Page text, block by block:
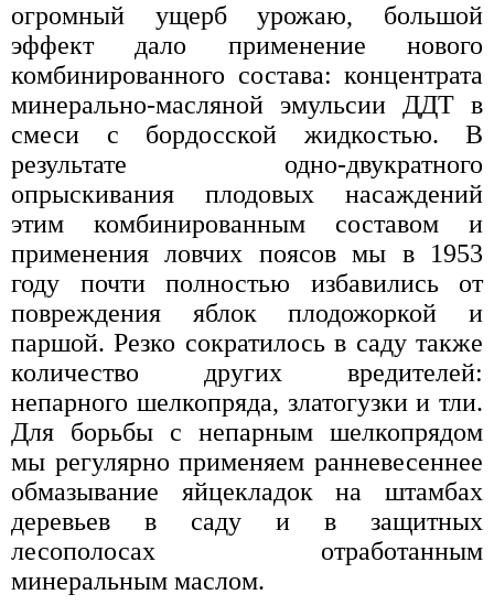
огромный ущерб урожаю, большой
эффект дало применение нового
комбинированного состава: концентрата
минерально-масляной эмульсии ДДТ в
смеси с бордосской жидкостью. В
результате одно-двукратного
опрыскивания плодовых насаждений
этим комбинированным составом и
применения ловчих поясов мы в 1953
году почти полностью избавились от
повреждения яблок плодожоркой и
паршой. Резко сократилось в саду также
количество других вредителей:
непарного шелкопряда, златогузки и тли.
Для борьбы с непарным шелкопрядом
мы регулярно применяем ранневесеннее
обмазывание яйцекладок на штамбах
деревьев в саду и в защитных
лесополосах отработанным
минеральным маслом.